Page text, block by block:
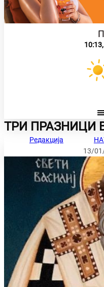
10:13,
ТРИ ПРАЗНИЦИ
Редакција
13/